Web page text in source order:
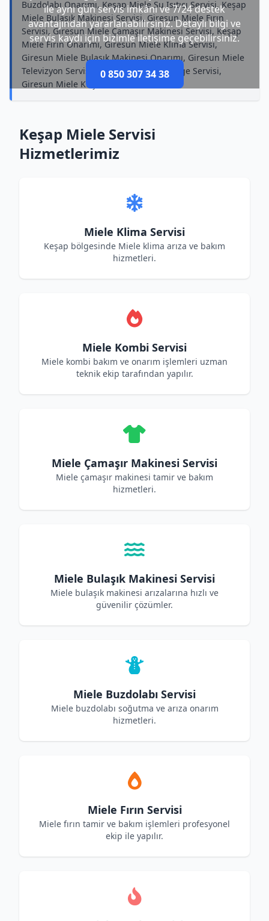
ile aynı gün servis imkânı ve 7/24 destek
avantajından yararlanabilirsiniz. Detaylı bilgi ve
servis kaydı için bizimle iletişime geçebilirsiniz.
0 850 307 34 38
Buzdolabı Onarımı, Keşap Miele Su Isıtıcı Servisi, Keşap
Miele Bulaşık Makinesi Servisi, Giresun Miele Fırın
Servisi, Giresun Miele Çamaşır Makinesi Servisi, Keşap
Miele Fırın Onarımı, Giresun Miele Klima Servisi,
Giresun Miele Bulaşık Makinesi Onarımı, Giresun Miele
Televizyon Servisi, Giresun Miele Süpürge Servisi,
Giresun Miele Küçük Ev Aletleri Servisi
Keşap Miele Servisi
Hizmetlerimiz
Miele Klima Servisi
Keşap bölgesinde Miele klima arıza ve bakım
hizmetleri.
Miele Kombi Servisi
Miele kombi bakım ve onarım işlemleri uzman
teknik ekip tarafından yapılır.
Miele Çamaşır Makinesi Servisi
Miele çamaşır makinesi tamir ve bakım
hizmetleri.
Miele Bulaşık Makinesi Servisi
Miele bulaşık makinesi arızalarına hızlı ve
güvenilir çözümler.
Miele Buzdolabı Servisi
Miele buzdolabı soğutma ve arıza onarım
hizmetleri.
Miele Fırın Servisi
Miele fırın tamir ve bakım işlemleri profesyonel
ekip ile yapılır.